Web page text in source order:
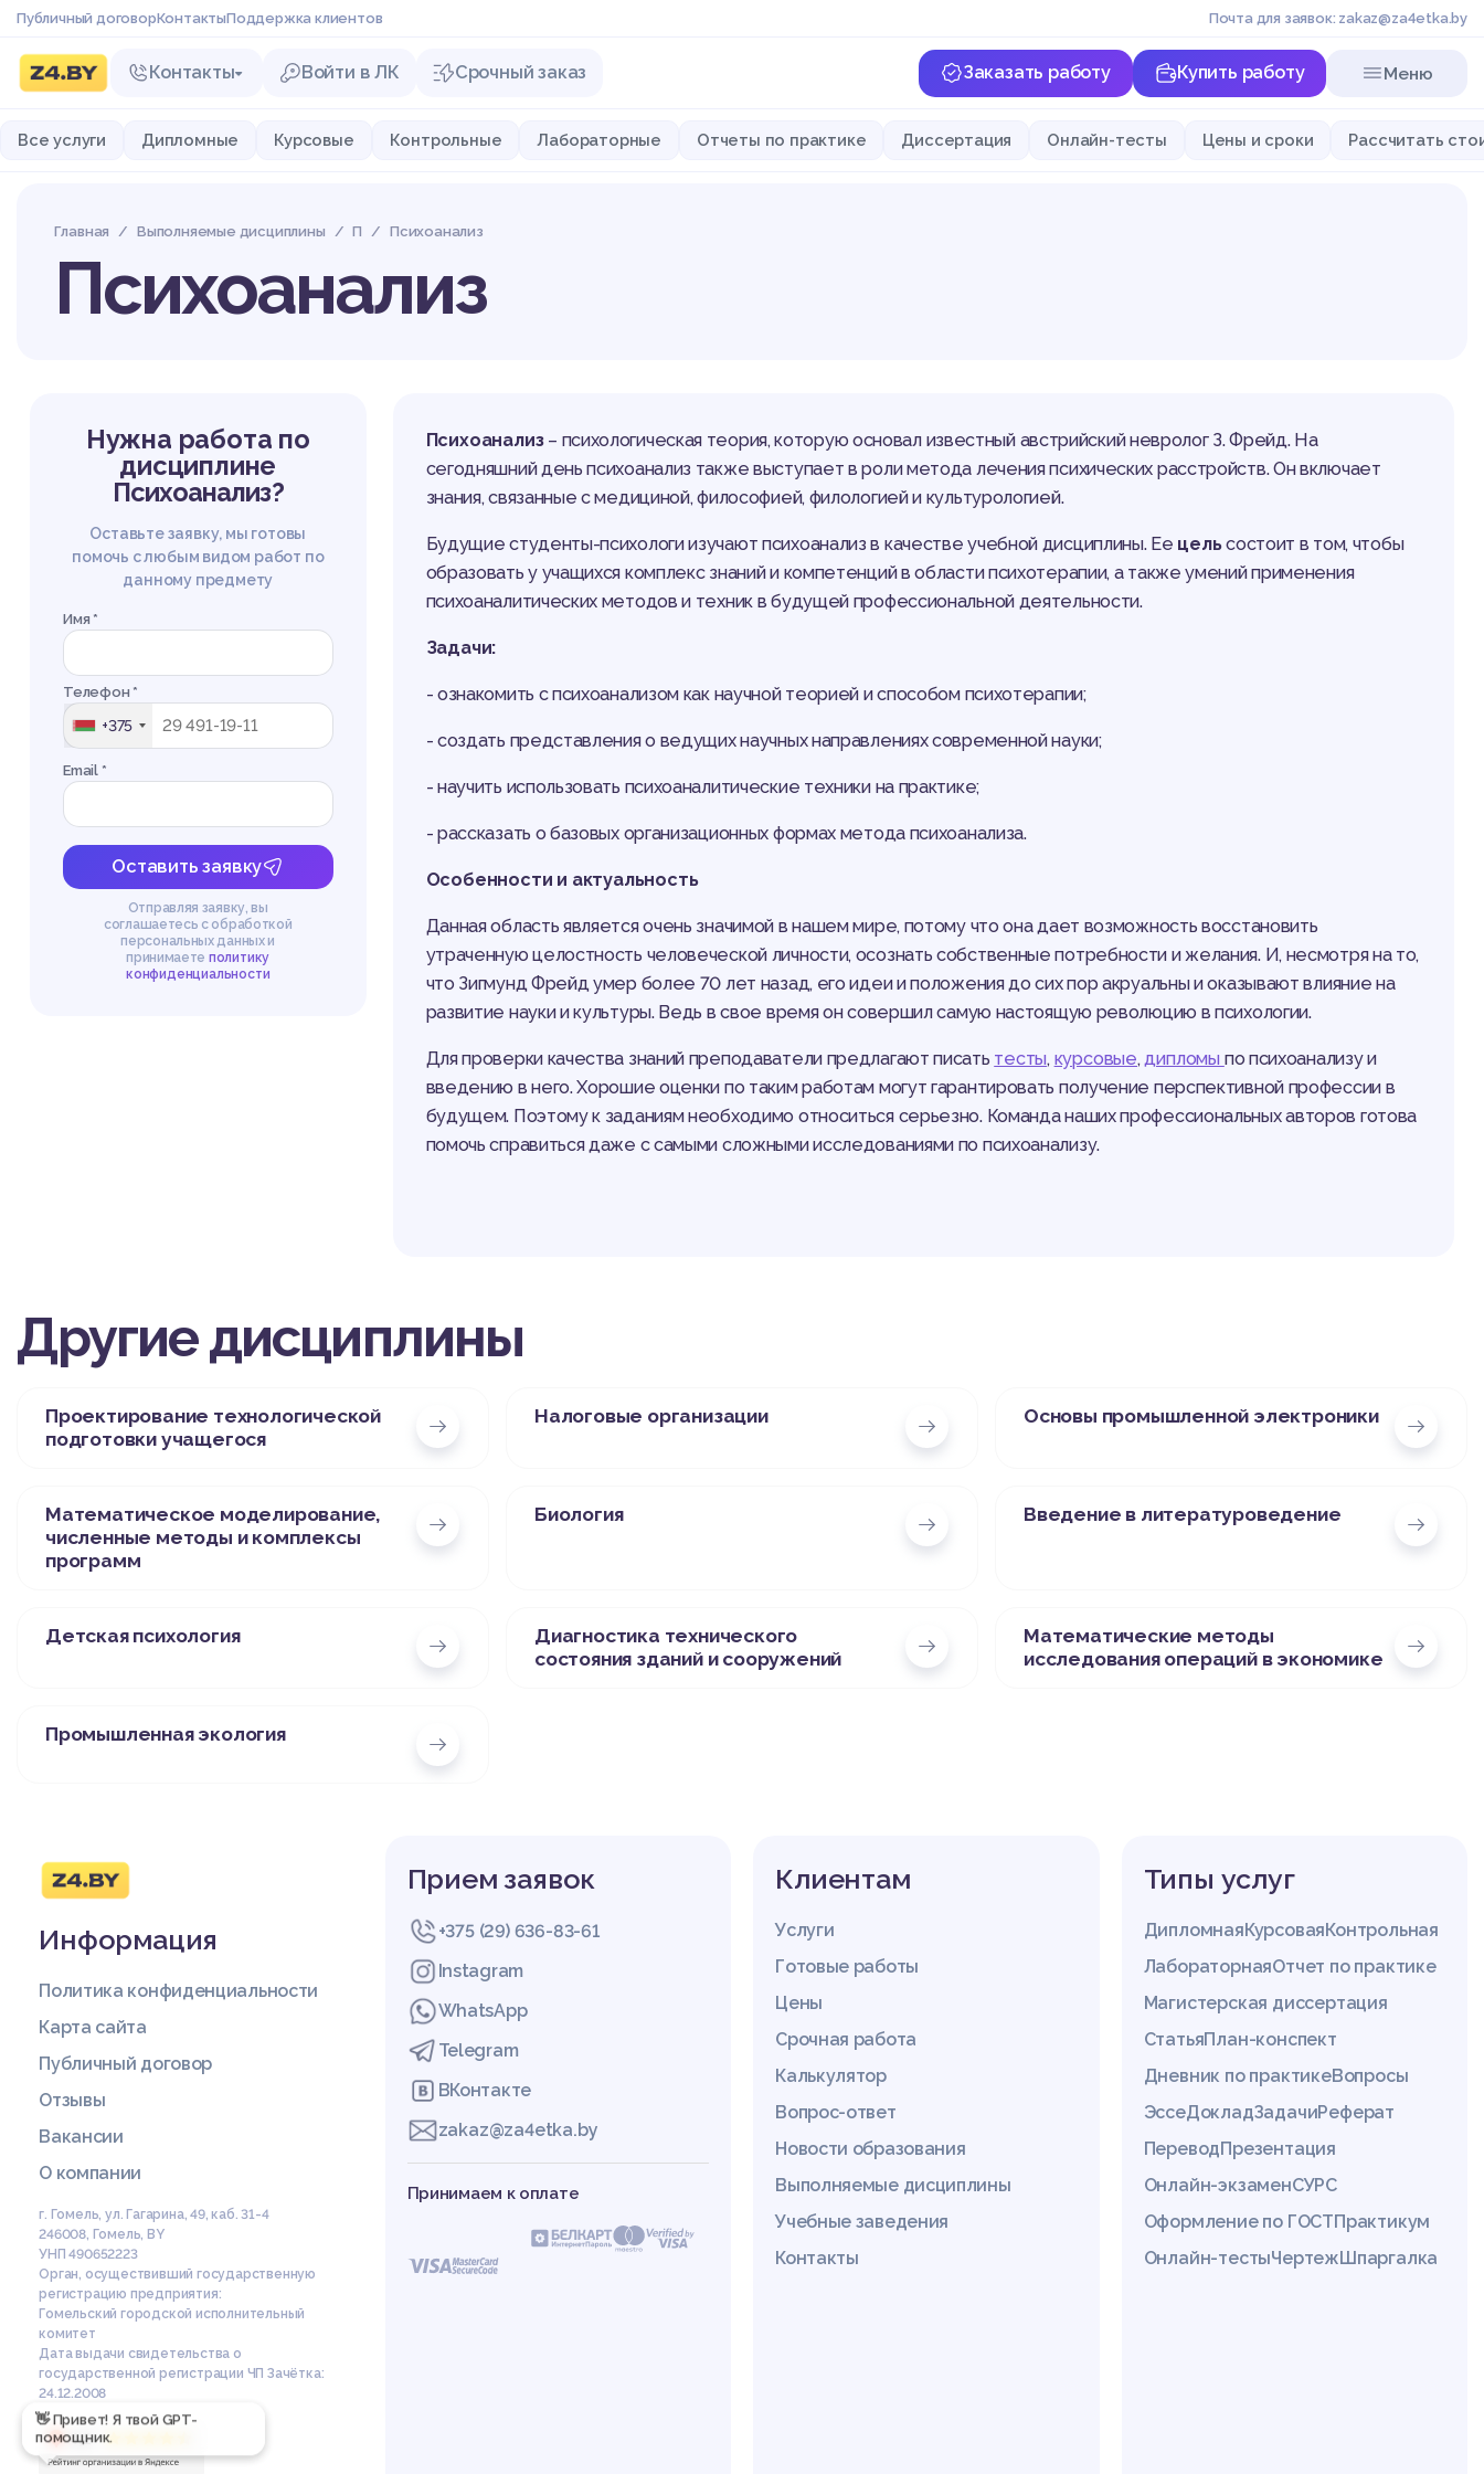
Публичный договорКонтактыПоддержка клиентов Почта для заявок: zakaz@za4etka.by
Контакты Войти в ЛК Срочный заказ Заказать работу Купить работу Меню
Все услуги Дипломные Курсовые Контрольные Лабораторные Отчеты по практике Диссертация Онлайн-тесты Цены и сроки Рассчитать
Главная Выполняемые дисциплины П Психоанализ
Психоанализ
Нужна работа по
дисциплине
Психоанализ?
Оставьте заявку, мы готовы
помочь с любым видом работ по
данному предмету
Имя *
Телефон *
+375
Email *
Оставить заявку
Отправляя заявку, вы
соглашаетесь с обработкой
персональных данных и
принимаете политику
конфиденциальности
Психоанализ – психологическая теория, которую основал известный австрийский невролог З. Фрейд. На
сегодняшний день психоанализ также выступает в роли метода лечения психических расстройств. Он включает
знания, связанные с медициной, философией, филологией и культурологией.
Будущие студенты-психологи изучают психоанализ в качестве учебной дисциплины. Ее цельсостоит в том, чтобы
образовать у учащихся комплекс знаний и компетенций в области психотерапии, а также умений применения
психоаналитических методов и техник в будущей профессиональной деятельности.
Задачи:
- ознакомить с психоанализом как научной теорией и способом психотерапии;
- создать представления о ведущих научных направлениях современной науки;
- научить использовать психоаналитические техники на практике;
- рассказать о базовых организационных формах метода психоанализа.
Особенности и актуальность
Данная область является очень значимой в нашем мире, потому что она дает возможность восстановить
утраченную целостность человеческой личности, осознать собственные потребности и желания. И, несмотря на то,
что Зигмунд Фрейд умер более 70 лет назад, его идеи и положения до сих пор акруальны и оказывают влияние на
развитие науки и культуры. Ведь в свое время он совершил самую настоящую революцию в психологии.
Для проверки качества знаний преподаватели предлагают писать тесты, курсовые,дипломы по психоанализу и
введению в него. Хорошие оценки по таким работам могут гарантировать получение перспективной профессии в
будущем. Поэтому к заданиям необходимо относиться серьезно. Команда наших профессиональных авторов готова
помочь справиться даже с самыми сложными исследованиями по психоанализу.
Другие дисциплины
Проектирование технологической
подготовки учащегося
Налоговые организации Основы промышленной электроники
Математическое моделирование,
численные методы и комплексы
программ
Биология Введение в литературоведение
Детская психология
Диагностика технического
состояния зданий и сооружений
Математические методы
исследования операций в экономике
Промышленная экология
👋 Привет! Я твой GPT-
помощник.
Информация
Политика конфиденциальности
Карта сайта
Публичный договор
Отзывы
Вакансии
О компании
г. Гомель, ул. Гагарина, 49, каб. 31-4
246008, Гомель, BY
УНП 490652223
Орган, осуществивший государственную
регистрацию предприятия:
Гомельский городской исполнительный
комитет
Дата выдачи свидетельства о
государственной регистрации ЧП Зачётка:
24.12.2008
Прием заявок
+375 (29) 636-83-61
Instagram
WhatsApp
Telegram
ВКонтакте
zakaz@za4etka.by
Принимаем к оплате
Клиентам
Услуги
Готовые работы
Цены
Срочная работа
Калькулятор
Вопрос-ответ
Новости образования
Выполняемые дисциплины
Учебные заведения
Контакты
Типы услуг
ДипломнаяКурсоваяКонтрольная
ЛабораторнаяОтчет по практике
Магистерская диссертация
СтатьяПлан-конспект
Дневник по практикеВопросы
ЭссеДокладЗадачиРеферат
ПереводПрезентация
Онлайн-экзаменСУРС
Оформление по ГОСТПрактикум
Онлайн-тестыЧертежШпаргалка